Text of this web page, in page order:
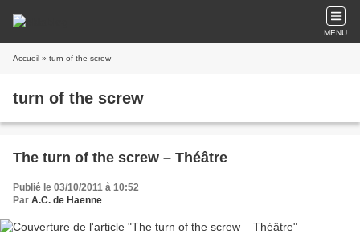
MENU
Accueil » turn of the screw
turn of the screw
The turn of the screw – Théâtre
Publié le 03/10/2011 à 10:52
Par A.C. de Haenne